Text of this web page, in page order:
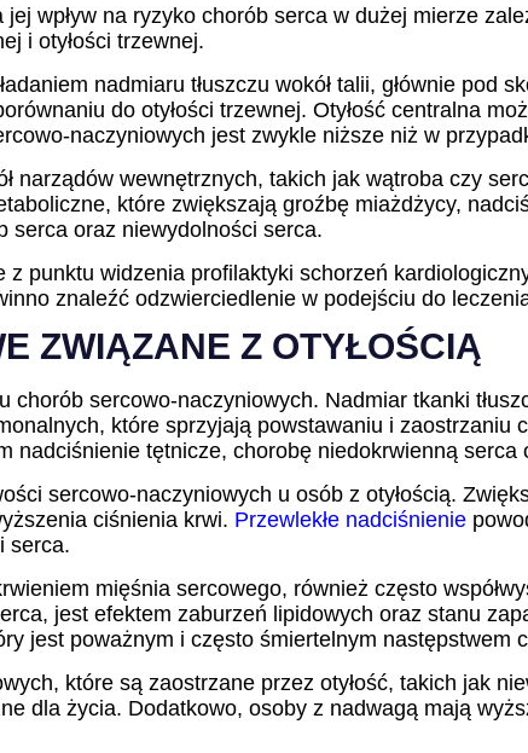
wpływ na ryzyko chorób serca w dużej mierze
i otyłości trzewnej.
nadmiaru tłuszczu wokół talii, głównie pod
do otyłości trzewnej. Otyłość centralna
naczyniowych jest zwykle niższe niż w
narządów wewnętrznych, takich jak wątroba czy
które zwiększają groźbę miażdżycy,
serca oraz niewydolności serca.
punktu widzenia profilaktyki schorzeń
znaleźć odzwierciedlenie w podejściu do
ZWIĄZANE Z OTYŁOŚCIĄ
sercowo-naczyniowych. Nadmiar tkanki
które sprzyjają powstawaniu i zaostrzaniu
tętnicze, chorobę niedokrwienną serca
sercowo-naczyniowych u osób z otyłością.
ciśnienia krwi. Przewlekłe nadciśnienie
serca.
mięśnia sercowego, również często
jest efektem zaburzeń lipidowych oraz stanu
jest poważnym i często śmiertelnym następstwem
które są zaostrzane przez otyłość, takich jak
dla życia. Dodatkowo, osoby z nadwagą mają